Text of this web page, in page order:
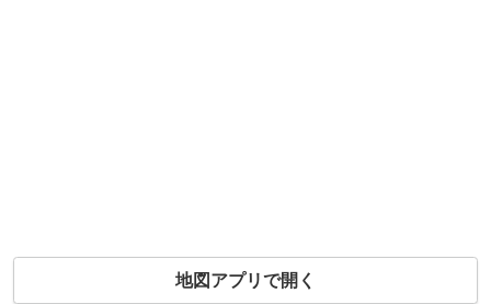
地図アプリで開く